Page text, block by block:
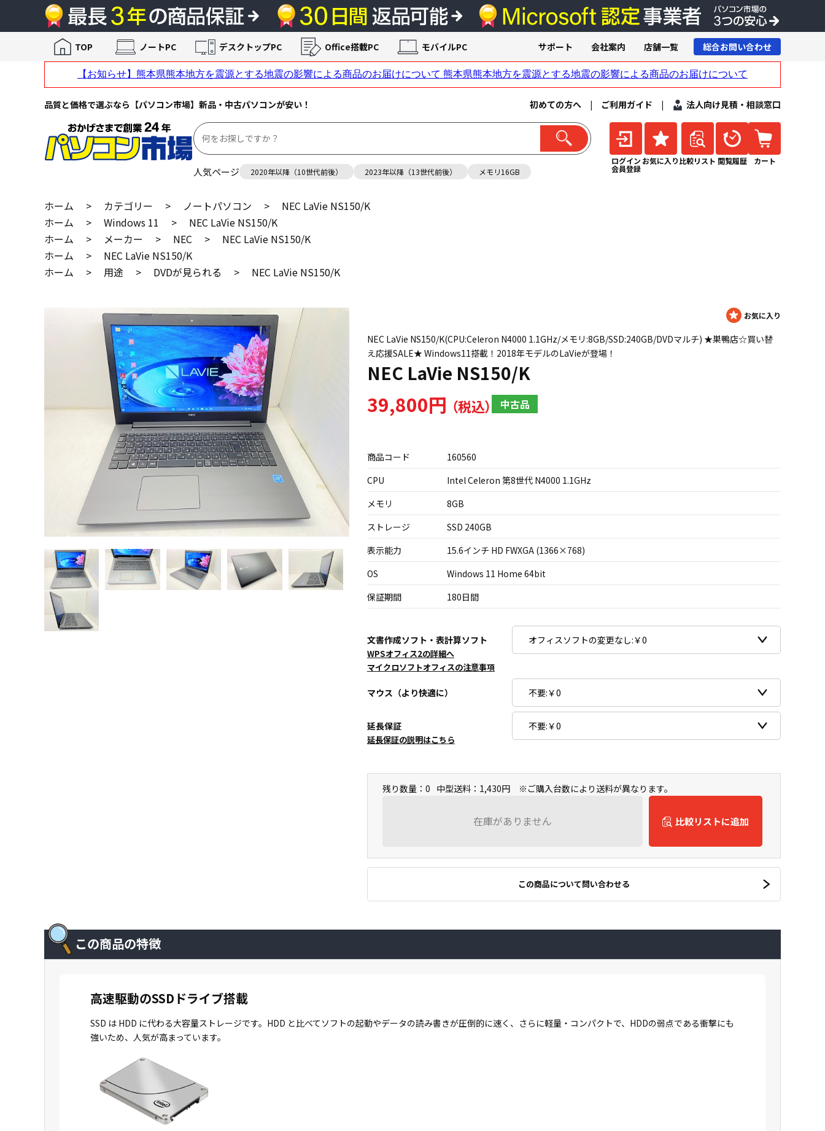
品質と価格で選ぶなら【パソコン市場】新品・中古パソコンが安い！ 初めての方へ | ご利用ガイド | 法人向け見積・相談窓口
人気ページ 2020年以降（10世代前後） 2023年以降（13世代前後） メモリ16GB
ログイン
会員登録
お気に入り 比較リスト 閲覧履歴 カート
TOP ノートPC デスクトップPC Office搭載PC モバイルPC サポート 会社案内 店舗一覧 総合お問い合わせ
ホーム > カテゴリー > ノートパソコン >
NEC LaVie NS150/K
ホーム
> Windows 11 >
NEC LaVie NS150/K
ホーム
> メーカー > NEC >
NEC LaVie NS150/K
ホーム
>
NEC LaVie NS150/K
ホーム
> 用途 > DVDが見られる > NEC LaVie NS150/K
NEC LaVie NS150/K(CPU:Celeron N4000 1.1GHz/メモリ:8GB/SSD:240GB/DVDマルチ) ★巣鴨店☆買い替
え応援SALE★ Windows11搭載！2018年モデルのLaVieが登場！
NEC LaVie NS150/K
39,800円 中古品
商品コード
160560
CPU
Intel Celeron 第8世代 N4000 1.1GHz
メモリ
8GB
ストレージ
SSD 240GB
表示能力
15.6インチ HD FWXGA (1366×768)
OS
Windows 11 Home 64bit
保証期間
180日間
文書作成ソフト・表計算ソフト
WPSオフィス2の詳細へ
マイクロソフトオフィスの注意事項
マウス（より快適に）
延長保証
延長保証の説明はこちら
残り数量：0 中型送料：1,430円 ※ご購入台数により送料が異なります。
在庫がありません 比較リストに追加
この商品について問い合わせる
この商品の特徴
高速駆動のSSDドライブ搭載
SSD は HDD に代わる大容量ストレージです。HDD と比べてソフトの起動やデータの読み書きが圧倒的に速く、さらに軽量・コンパクトで、HDDの弱点である衝撃にも
強いため、人気が高まっています。